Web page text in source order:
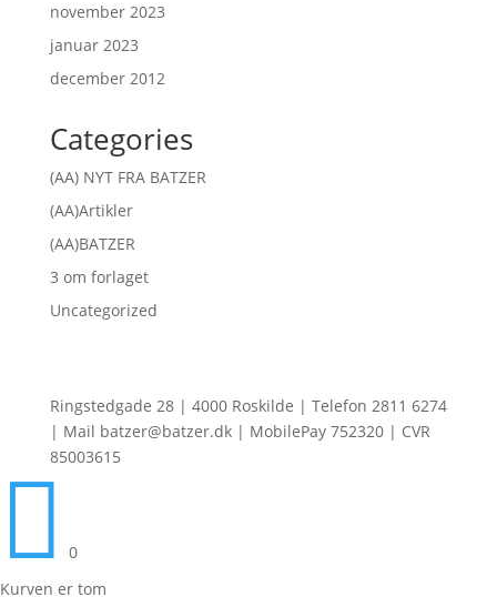
november 2023
januar 2023
december 2012
Categories
(AA) NYT FRA BATZER
(AA)Artikler
(AA)BATZER
3 om forlaget
Uncategorized
Ringstedgade 28 | 4000 Roskilde | Telefon 2811 6274
| Mail batzer@batzer.dk | MobilePay 752320 | CVR
85003615

0
Kurven er tom